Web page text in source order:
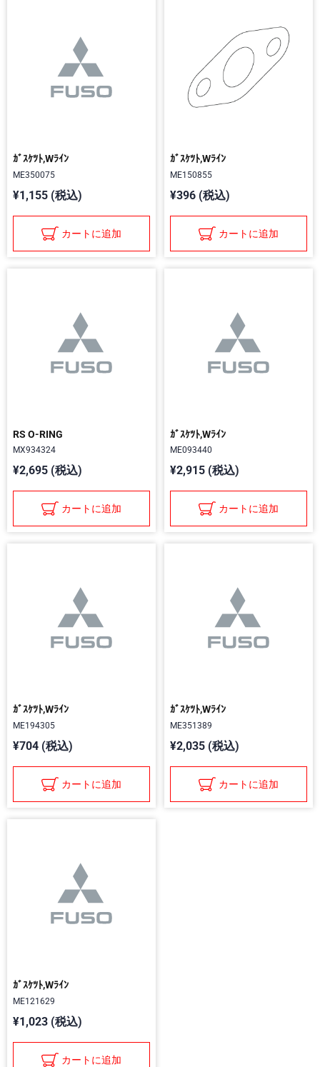
ｶﾞｽｹﾂﾄ,Wﾗｲﾝ
ME350075
¥1,155 (税込)
カートに追加
ｶﾞｽｹﾂﾄ,Wﾗｲﾝ
ME150855
¥396 (税込)
カートに追加
RS O-RING
MX934324
¥2,695 (税込)
カートに追加
ｶﾞｽｹﾂﾄ,Wﾗｲﾝ
ME093440
¥2,915 (税込)
カートに追加
ｶﾞｽｹﾂﾄ,Wﾗｲﾝ
ME194305
¥704 (税込)
カートに追加
ｶﾞｽｹﾂﾄ,Wﾗｲﾝ
ME351389
¥2,035 (税込)
カートに追加
ｶﾞｽｹﾂﾄ,Wﾗｲﾝ
ME121629
¥1,023 (税込)
カートに追加